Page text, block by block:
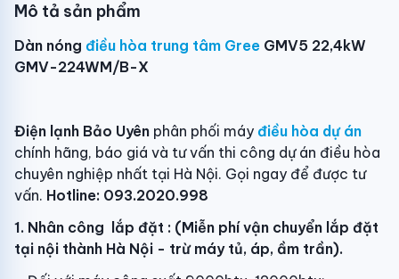
Mô tả sản phẩm
Dàn nóng điều hòa trung tâm Gree GMV5 22,4kW
GMV-224WM/B-X
Điện lạnh Bảo Uyên phân phối máy điều hòa dự án
chính hãng, báo giá và tư vấn thi công dự án điều hòa
chuyên nghiệp nhất tại Hà Nội. Gọi ngay để được tư
vấn. Hotline: 093.2020.998
1. Nhân công lắp đặt : (Miễn phí vận chuyển lắp đặt
tại nội thành Hà Nội - trừ máy tủ, áp, ầm trần).